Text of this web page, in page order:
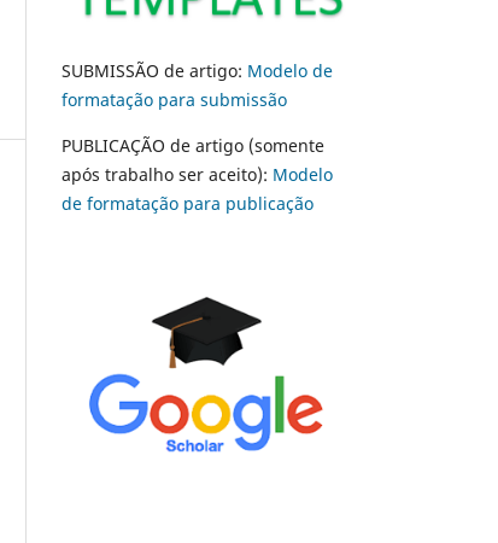
SUBMISSÃO de artigo: Modelo de
formatação para submissão
PUBLICAÇÃO de artigo (somente
após trabalho ser aceito): Modelo
de formatação para publicação